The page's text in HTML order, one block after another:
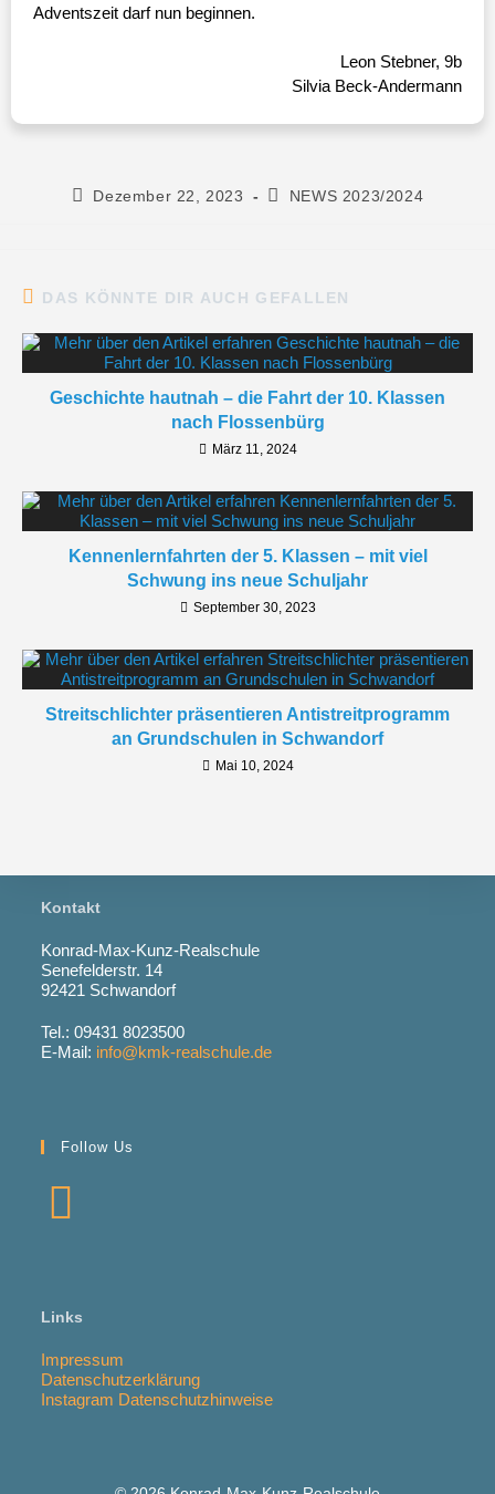
Adventszeit darf nun beginnen.
Leon Stebner, 9b
Silvia Beck-Andermann
Dezember 22, 2023 NEWS 2023/2024
DAS KÖNNTE DIR AUCH GEFALLEN
Geschichte hautnah – die Fahrt der 10. Klassen
nach Flossenbürg
März 11, 2024
Kennenlernfahrten der 5. Klassen – mit viel
Schwung ins neue Schuljahr
September 30, 2023
Streitschlichter präsentieren Antistreitprogramm
an Grundschulen in Schwandorf
Mai 10, 2024
Kontakt
Konrad-Max-Kunz-Realschule
Senefelderstr. 14
92421 Schwandorf
Tel.: 09431 8023500
E-Mail: info@kmk-realschule.de
Follow Us
Links
Impressum
Datenschutzerklärung
Instagram Datenschutzhinweise